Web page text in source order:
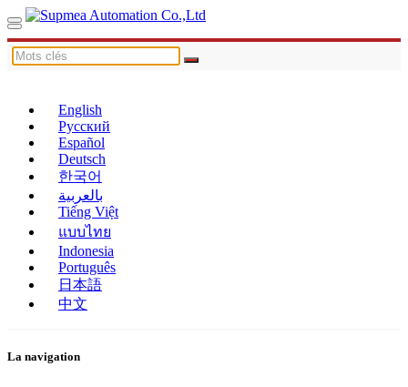
English
Русский
Español
Deutsch
한국어
بالعربية
Tiếng Việt
แบบไทย
Indonesia
Português
日本語
中文
La navigation